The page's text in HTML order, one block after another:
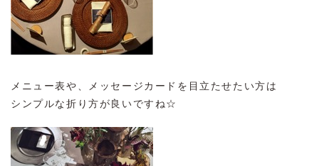
メニュー表や、メッセージカードを目立たせたい方は
シンプルな折り方が良いですね☆